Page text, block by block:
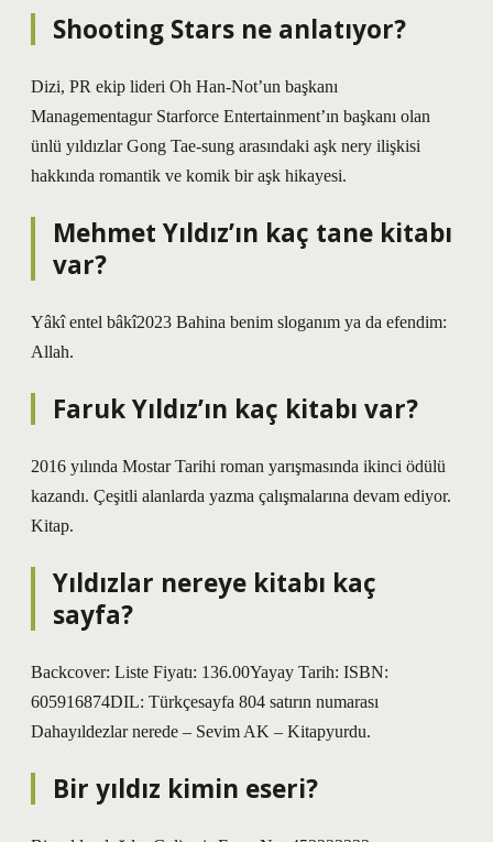
Shooting Stars ne anlatıyor?
Dizi, PR ekip lideri Oh Han-Not’un başkanı
Managementagur Starforce Entertainment’ın başkanı olan
ünlü yıldızlar Gong Tae-sung arasındaki aşk nery ilişkisi
hakkında romantik ve komik bir aşk hikayesi.
Mehmet Yıldız’ın kaç tane kitabı
var?
Yâkî entel bâkî2023 Bahina benim sloganım ya da efendim:
Allah.
Faruk Yıldız’ın kaç kitabı var?
2016 yılında Mostar Tarihi roman yarışmasında ikinci ödülü
kazandı. Çeşitli alanlarda yazma çalışmalarına devam ediyor.
Kitap.
Yıldızlar nereye kitabı kaç
sayfa?
Backcover: Liste Fiyatı: 136.00Yayay Tarih: ISBN:
605916874DIL: Türkçesayfa 804 satırın numarası
Dahayıldezlar nerede – Sevim AK – Kitapyurdu.
Bir yıldız kimin eseri?